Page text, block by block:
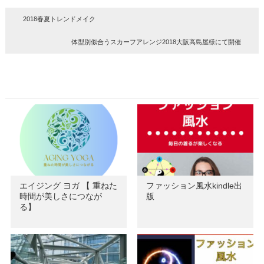
2018春夏トレンドメイク
体型別似合うスカーフアレンジ2018大阪高島屋様にて開催
エイジング ヨガ 【 重ねた
時間が美しさにつなが
る】
ファッション風水kindle出
版